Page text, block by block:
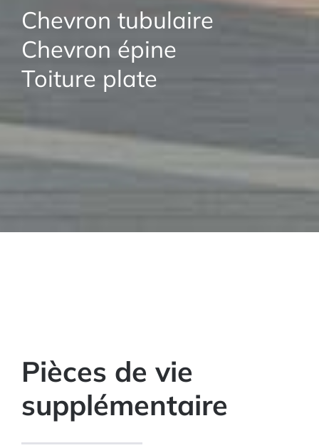
Chevron tubulaire
Chevron épine
Toiture plate
Pièces de vie
supplémentaire